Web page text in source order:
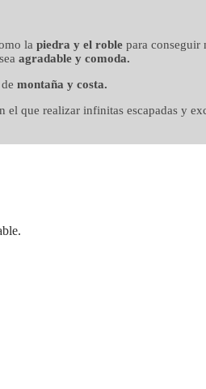
la piedra y el roble para conseguir
agradable y comoda.
montaña y costa.
el que realizar infinitas escapadas y